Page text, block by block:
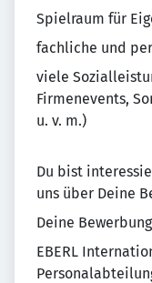
Spielraum für
fachliche und
viele
Firmenevents,
u. v. m.)
Du bist
uns über Deine
Deine
EBERL